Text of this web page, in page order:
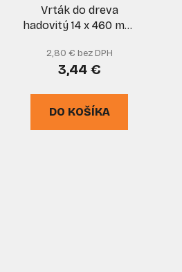
Vrták do dreva
hadovitý 14 x 460 mm,
2,80 € bez DPH
3,44 €
DO KOŠÍKA